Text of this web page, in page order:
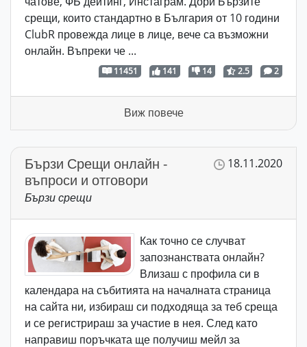
срещи, които стандартно в България от 10 години
ClubR провежда лице в лице, вече са възможни
онлайн. Въпреки че ...
11451 141 14 2.5 2
Виж повече
18.11.2020
Бързи Срещи онлайн -
въпроси и отговори
Бързи срещи
Как точно се случват
запознанствата онлайн?
Влизаш с профила си в
календара на събитията на началната страница
на сайта ни, избираш си подходяща за теб среща
и се регистрираш за участие в нея. След като
направиш поръчката ще получиш мейл за